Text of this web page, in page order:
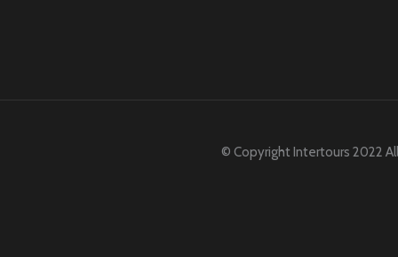
© Copyright Intertours 2022